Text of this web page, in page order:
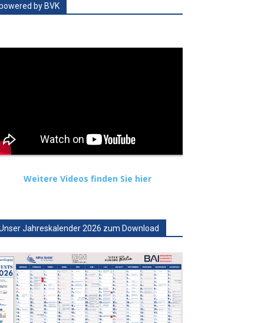
by BVK
Weitere Videos finden Sie hier
Jahreskalender 2026 zum Download